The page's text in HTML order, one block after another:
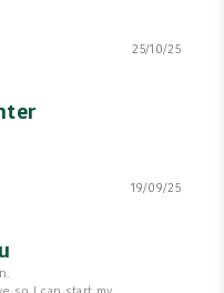
25/10/25
19/09/25